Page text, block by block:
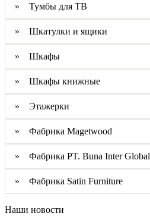
» Тумбы для ТВ
» Шкатулки и ящики
» Шкафы
» Шкафы книжные
» Этажерки
» Фабрика Magetwood
» Фабрика PT. Buna Inter Global
» Фабрика Satin Furniture
Наши новости